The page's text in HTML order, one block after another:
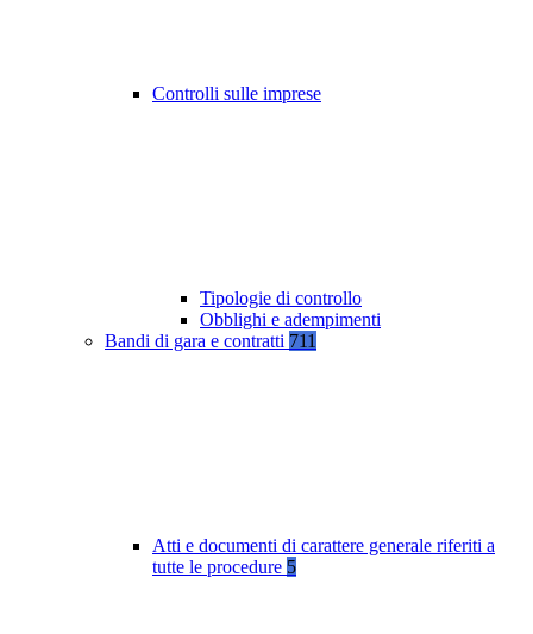
Controlli sulle imprese
Tipologie di controllo
Obblighi e adempimenti
Bandi di gara e contratti 711
Atti e documenti di carattere generale riferiti a
tutte le procedure 5